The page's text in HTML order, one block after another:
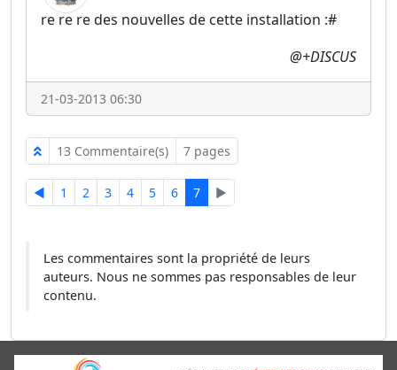
re re re des nouvelles de cette installation :#
@+DISCUS
21-03-2013 06:30
13 Commentaire(s) 7 pages
◄ 1 2 3 4 5 6 7 ►
Les commentaires sont la propriété de leurs
auteurs. Nous ne sommes pas responsables de leur
contenu.